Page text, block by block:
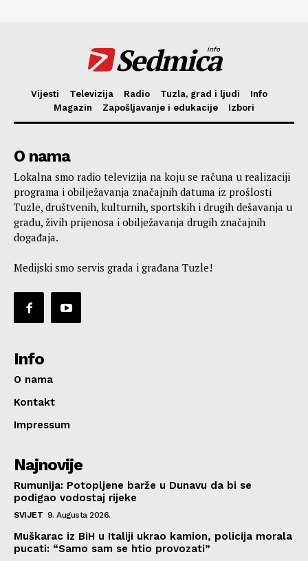
Sedmica
info
Vijesti Televizija Radio Tuzla, grad i ljudi
Info
Magazin
Zapošljavanje i edukacije Izbori
O nama
Lokalna smo radio televizija na koju se računa u realizaciji
programa i obilježavanja značajnih datuma iz prošlosti
Tuzle, društvenih, kulturnih, sportskih i drugih dešavanja u
gradu, živih prijenosa i obilježavanja drugih značajnih
događaja.
Medijski smo servis grada i građana Tuzle!
Info
O nama
Kontakt
Impressum
Najnovije
Rumunija: Potopljene barže u Dunavu da bi se
podigao vodostaj rijeke
SVIJET 9. Augusta 2026.
Muškarac iz BiH u Italiji ukrao kamion, policija morala
pucati: “Samo sam se htio provozati”